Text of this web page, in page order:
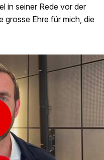
in seiner Rede vor der
grosse Ehre für mich, die